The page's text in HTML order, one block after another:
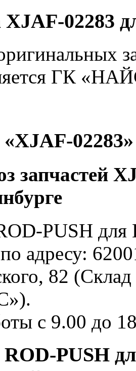
XJAF-02283
ГК
02283»
запчастей
PUSH для
адресу:
82
с 9.00 до
PUSH